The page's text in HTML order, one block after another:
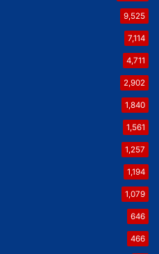
9,525
7,114
4,711
2,902
1,840
1,561
1,257
1,194
1,079
646
466